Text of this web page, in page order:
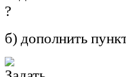
б) дополнить